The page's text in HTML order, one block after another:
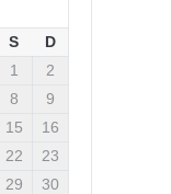
S
D
1
2
8
9
15
16
22
23
29
30